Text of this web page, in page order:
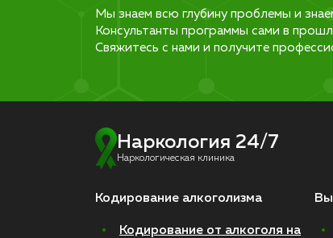
Мы знаем всю глубину проблемы и
Консультанты программы сами в
Свяжитесь с нами и получите
Наркология 24/7
Наркологическая клиника
Кодирование алкоголизма
Кодирование от алкоголя на